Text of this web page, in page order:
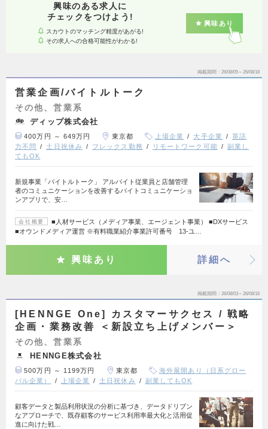
興味のある求人に
チェックをつけよう!
スカウトのマッチング精度があがる!
その求人への合格可能性がわかる!
興味あり
掲載期間 26/08/05～26/08/18
営業企画/バイトルトーク
その他、営業系
ディップ株式会社
400万円 ～ 649万円 東京都 上場企業 大手企業
英語
力不問
土日祝休み フレックス勤務 リモートワーク可能
副業し
てもOK
新規事業「バイトルトーク」 アルバイト従業員と店舗管理
者のコミュニケーションを改善するバイトコミュニケーショ
ンアプリで、安…
会社概要
■人材サービス（メディア事業、エージェント事業） ■DXサービス
■オウンドメディア運営 ※有料職業紹介事業許可番号 13-ユ…
興味あり 詳細へ
掲載期間 26/08/03～26/08/16
[HENNGE One] カスタマーサクセス / 戦略
企画・業務改善 ＜新設立ち上げメンバー＞
その他、営業系
HENNGE株式会社
500万円 ～ 1199万円 東京都
海外展開あり（日系グロー
バル企業）
上場企業 土日祝休み 副業してもOK
顧客データと製品利用状況の分析に基づき、データドリブン
なアプローチで、既存顧客のサービス利用率最大化と活用促
進に向けた戦…